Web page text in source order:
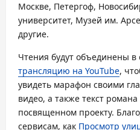
Москве, Петергоф,
университет, Музей им.
другие.
Чтения будут объединены в
трансляцию на YouTube,
увидеть марафон своими
видео, а также текст
посвященном проекту.
сервисам, как Просмотр